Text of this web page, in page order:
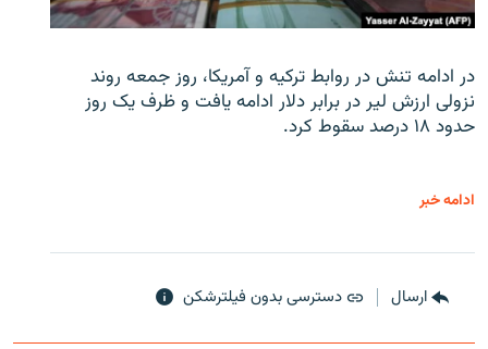
در ادامه تنش در روابط ترکیه و آمریکا، روز جمعه روند
نزولی ارزش لیر در برابر دلار ادامه یافت و ظرف یک روز
حدود ۱۸ درصد سقوط کرد.
ادامه خبر
ارسال دسترسی بدون فیلترشکن